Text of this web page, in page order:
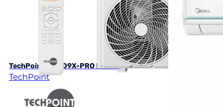
TechPoint NPT 09X-PRO NORDIC
TechPoint